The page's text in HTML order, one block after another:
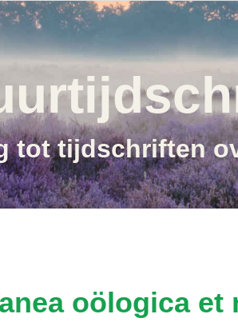
tot tijdschriften
oölogica et